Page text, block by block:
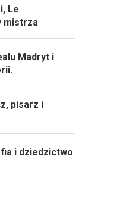
Le
mistrza
Madryt i
pisarz i
i dziedzictwo